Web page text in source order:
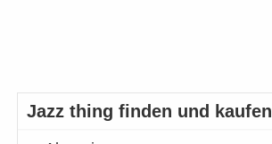
Jazz thing finden und kaufen